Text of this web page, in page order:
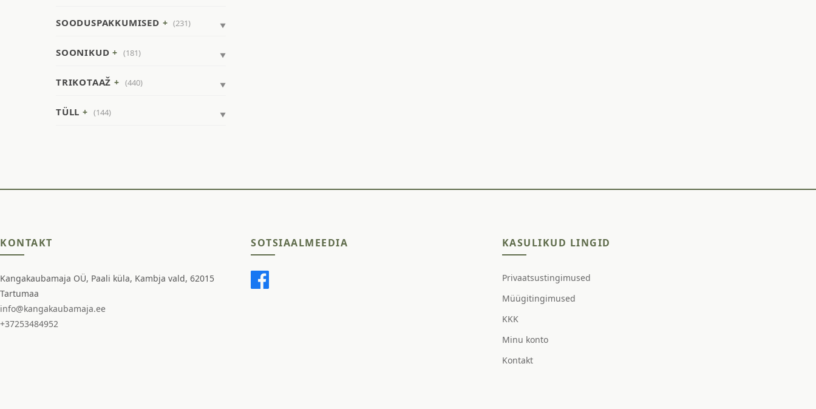
SOODUSPAKKUMISED (231)
SOONIKUD (181)
TRIKOTAAŽ (440)
TÜLL (144)
KONTAKT
Kangakaubamaja OÜ, Paali küla, Kambja vald, 62015
Tartumaa
info@kangakaubamaja.ee
+37253484952
SOTSIAALMEEDIA KASULIKUD LINGID
Privaatsustingimused
Müügitingimused
KKK
Minu konto
Kontakt